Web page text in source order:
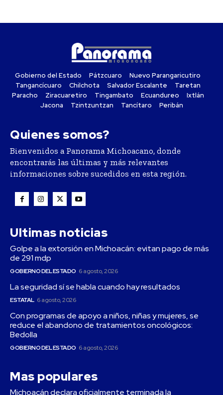
Gobierno del Estado Pátzcuaro
Nuevo Parangaricutiro
Tangancícuaro
Chilchota Salvador Escalante
Taretan
Paracho
Ziracuaretiro Tingambato Ecuandureo
Ixtlán
Jacona
Tzintzuntzan Tancítaro Peribán
Quienes somos?
Bienvenidos a Panorama Michoacano, donde
encontrarás las últimas y más relevantes
informaciones sobre sucedidos en esta región.
Ultimas noticias
Golpe a la extorsión en Michoacán: evitan pago de más
de 291 mdp
GOBIERNO DEL ESTADO 6 agosto, 2026
La seguridad sí se habla cuando hay resultados
ESTATAL 6 agosto, 2026
Con programas de apoyo a niños, niñas y mujeres, se
reduce el abandono de tratamientos oncológicos:
Bedolla
GOBIERNO DEL ESTADO 6 agosto, 2026
Mas populares
Michoacán declara oficialmente terminada la